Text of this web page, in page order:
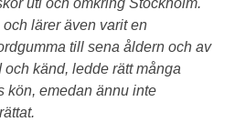
uti och omkring Stockholm.
lärer även varit en
till sena åldern och av
känd, ledde rätt många
kön, emedan ännu inte